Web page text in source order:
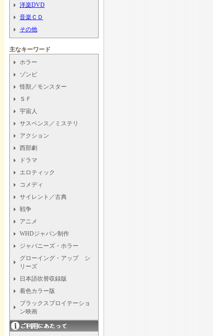
洋楽DVD
音楽ＣＤ
その他
主なキーワード
ホラー
ゾンビ
怪獣／モンスター
ＳＦ
宇宙人
サスペンス／ミステリ
アクション
西部劇
ドラマ
エロティック
コメディ
サイレント／古典
戦争
アニメ
WHDジャパン制作
ジャパニーズ・ホラー
グローイング・アップ シ
リーズ
日本語吹替収録版
着色カラー版
ブラックスプロイテーショ
ン映画